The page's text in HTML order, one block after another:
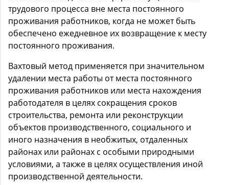
трудового процесса вне места постоянного
проживания работников, когда не может быть
обеспечено ежедневное их возвращение к месту
постоянного проживания.
Вахтовый метод применяется при значительном
удалении места работы от места постоянного
проживания работников или места нахождения
работодателя в целях сокращения сроков
строительства, ремонта или реконструкции
объектов производственного, социального и
иного назначения в необжитых, отдаленных
районах или районах с особыми природными
условиями, а также в целях осуществления иной
производственной деятельности.